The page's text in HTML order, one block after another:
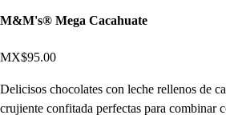
M&M's® Mega Cacahuate
MX$95.00
Delicisos chocolates con leche rellenos de
crujiente confitada perfectas para combinar